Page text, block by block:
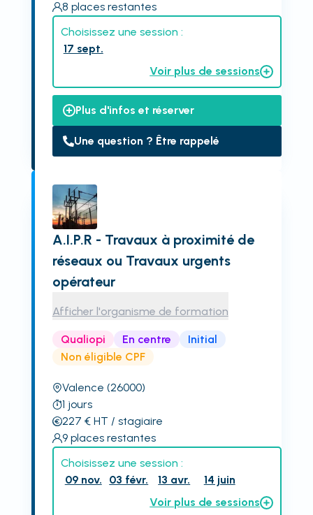
8 places restantes
Choisissez une session :
17 sept.
Voir plus de sessions
Plus d'infos et réserver
Une question ? Être rappelé
A.I.P.R - Travaux à proximité de
réseaux ou Travaux urgents
opérateur
Afficher l'organisme de formation
Qualiopi En centre
Initial
Non éligible CPF
Valence (26000)
1 jours
227 € HT / stagiaire
9 places restantes
Choisissez une session :
09 nov.
03 févr. 13 avr.
14 juin
Voir plus de sessions